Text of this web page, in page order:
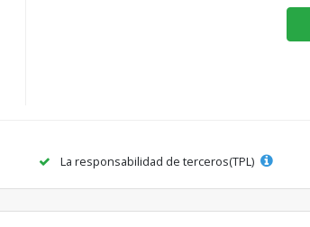
La responsabilidad de terceros(TPL)